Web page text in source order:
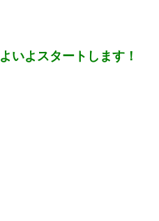
いよスタートします！